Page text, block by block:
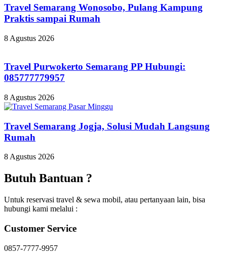
Travel Semarang Wonosobo, Pulang Kampung
Praktis sampai Rumah
8 Agustus 2026
Travel Purwokerto Semarang PP Hubungi:
085777779957
8 Agustus 2026
Travel Semarang Jogja, Solusi Mudah Langsung
Rumah
8 Agustus 2026
Butuh Bantuan ?
Untuk reservasi travel & sewa mobil, atau pertanyaan lain, bisa
hubungi kami melalui :
Customer Service
0857-7777-9957